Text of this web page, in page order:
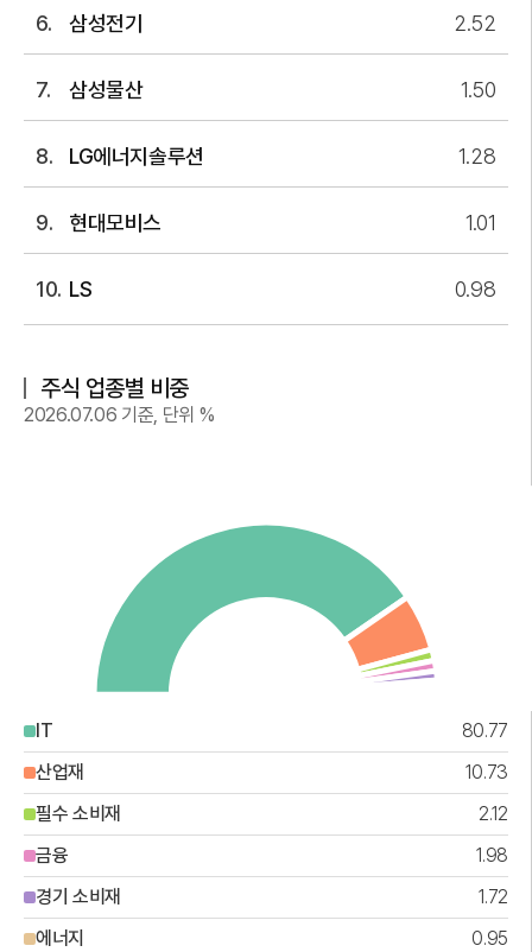
삼성전기 2.52
삼성물산 1.50
LG에너지솔루션 1.28
현대모비스 1.01
LS 0.98
주식 업종별 비중
2026.07.06 기준, 단위 %
IT
80.77
산업재
10.73
필수 소비재
2.12
금융
1.98
경기 소비재
1.72
에너지
0.95